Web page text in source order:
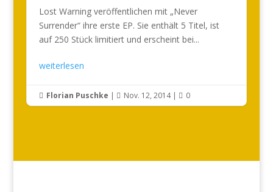
Lost Warning veröffentlichen mit „Never
Surrender“ ihre erste EP. Sie enthält 5 Titel, ist
auf 250 Stück limitiert und erscheint bei...
weiterlesen
 Florian Puschke |  Nov. 12, 2014|  0